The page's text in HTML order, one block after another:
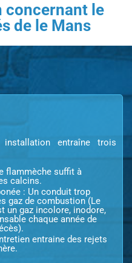
concernant le
de le Mans
installation entraîne trois
flammèche suffit à
calcins.
: Un conduit trop
gaz de combustion (Le
un gaz incolore, inodore,
chaque année de
entraine des rejets
.